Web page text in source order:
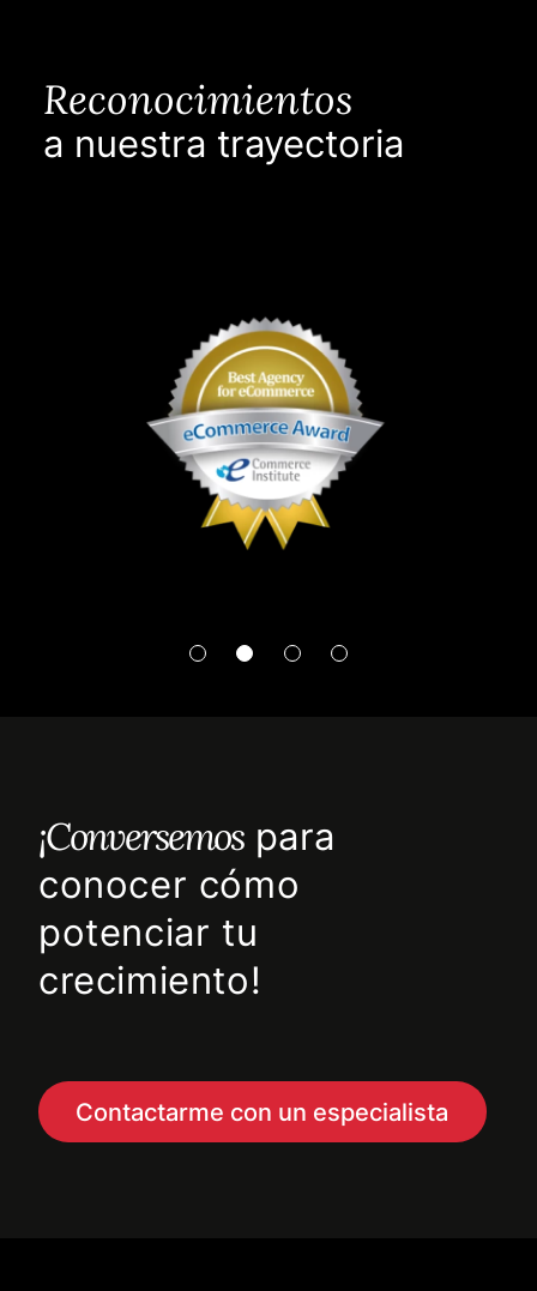
Reconocimientos
a nuestra trayectoria
¡Conversemospara
conocer cómo
potenciar tu
crecimiento!
Contactarme con un especialista